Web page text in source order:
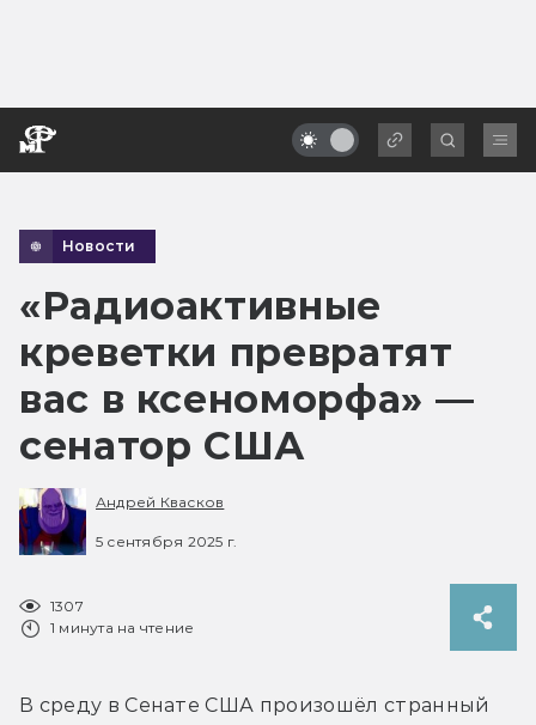
Новости
«Радиоактивные
креветки превратят
вас в ксеноморфа» —
сенатор США
Андрей Квасков
5 сентября 2025 г.
1307
1 минута на чтение
В среду в Сенате США произошёл странный